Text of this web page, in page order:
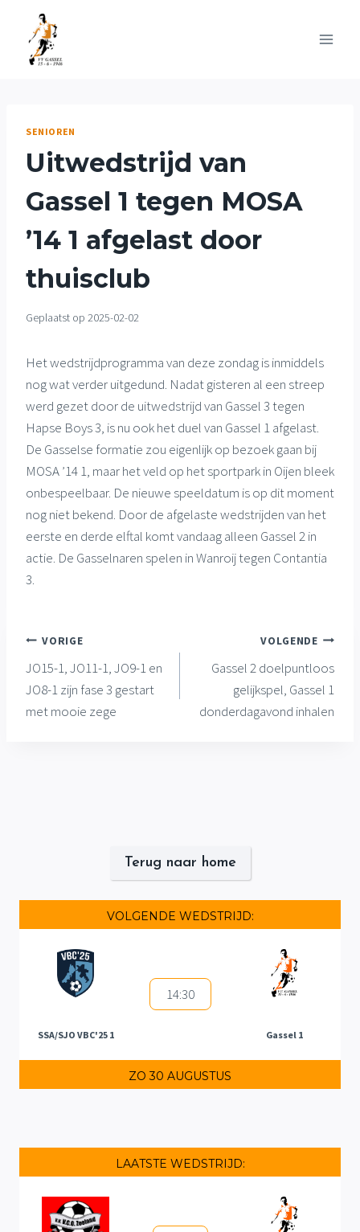
Doorgaan
inhoud
SENIOREN
Uitwedstrijd van
Gassel 1 tegen MOSA
’14 1 afgelast door
thuisclub
Geplaatst op 2025-02-02
Het wedstrijdprogramma van deze zondag is inmiddels
nog wat verder uitgedund. Nadat gisteren al een streep
werd gezet door de uitwedstrijd van Gassel 3 tegen
Hapse Boys 3, is nu ook het duel van Gassel 1 afgelast.
De Gasselse formatie zou eigenlijk op bezoek gaan bij
MOSA ’14 1, maar het veld op het sportpark in Oijen bleek
onbespeelbaar. De nieuwe speeldatum is op dit moment
nog niet bekend. Door de afgelaste wedstrijden van het
eerste en derde elftal komt vandaag alleen Gassel 2 in
actie. De Gasselnaren spelen in Wanroij tegen Contantia
3.
Bericht
navigatie
VORIGE
JO15-1, JO11-1, JO9-1 en
JO8-1 zijn fase 3 gestart
met mooie zege
VOLGENDE
Gassel 2 doelpuntloos
gelijkspel, Gassel 1
donderdagavond inhalen
Terug naar home
VOLGENDE WEDSTRIJD:
SSA/SJO VBC'25 1
14:30
Gassel 1
ZO 30 AUGUSTUS
LAATSTE WEDSTRIJD: